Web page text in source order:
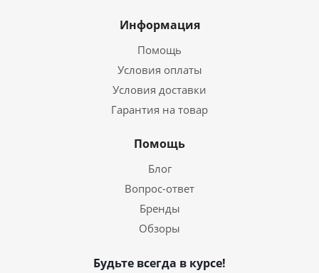
Информация
Помощь
Условия оплаты
Условия доставки
Гарантия на товар
Помощь
Блог
Вопрос-ответ
Бренды
Обзоры
Будьте всегда в курсе!